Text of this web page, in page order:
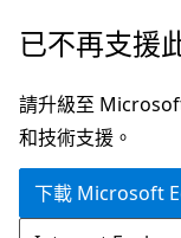
跳
主
要
內
跳
頁
面
內
已不再支援
請升級至
和技術支援。
下載 Microsoft